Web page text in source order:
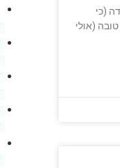
(כי
(אולי